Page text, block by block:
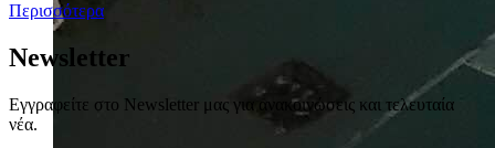
Περισσότερα
Newsletter
Εγγραφείτε στο Newsletter μας για ανακοινώσεις και τελευταία
νέα.